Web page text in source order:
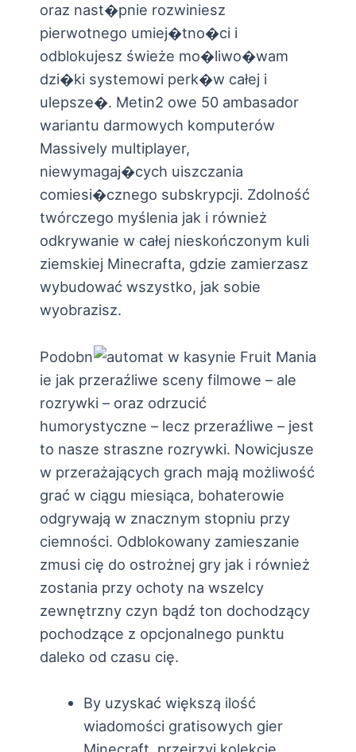
oraz nast�pnie rozwiniesz
pierwotnego umiej�tno�ci i
odblokujesz świeże mo�liwo�wam
dzi�ki systemowi perk�w całej i
ulepsze�. Metin2 owe 50 ambasador
wariantu darmowych komputerów
Massively multiplayer,
niewymagaj�cych uiszczania
comiesi�cznego subskrypcji. Zdolność
twórczego myślenia jak i również
odkrywanie w całej nieskończonym kuli
ziemskiej Minecrafta, gdzie zamierzasz
wybudować wszystko, jak sobie
wyobrazisz.
Podobn
ie jak przeraźliwe sceny filmowe – ale
rozrywki – oraz odrzucić
humorystyczne – lecz przeraźliwe – jest
to nasze straszne rozrywki. Nowicjusze
w przerażających grach mają możliwość
grać w ciągu miesiąca, bohaterowie
odgrywają w znacznym stopniu przy
ciemności. Odblokowany zamieszanie
zmusi cię do ostrożnej gry jak i również
zostania przy ochoty na wszelcy
zewnętrzny czyn bądź ton dochodzący
pochodzące z opcjonalnego punktu
daleko od czasu cię.
By uzyskać większą ilość
wiadomości gratisowych gier